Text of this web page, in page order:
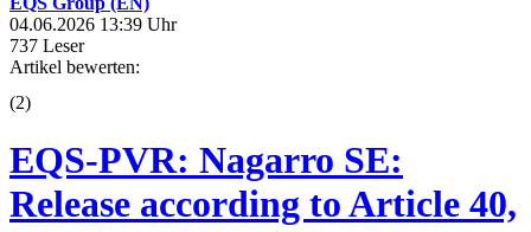
04.06.2026 13:39 Uhr
737 Leser
Artikel bewerten:
(2)
EQS-PVR: Nagarro SE:
Release according to Article 40,